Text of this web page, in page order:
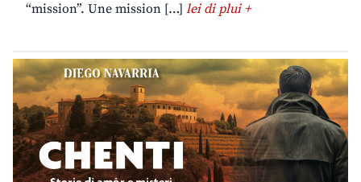
“mission”. Une mission […] lei di plui +